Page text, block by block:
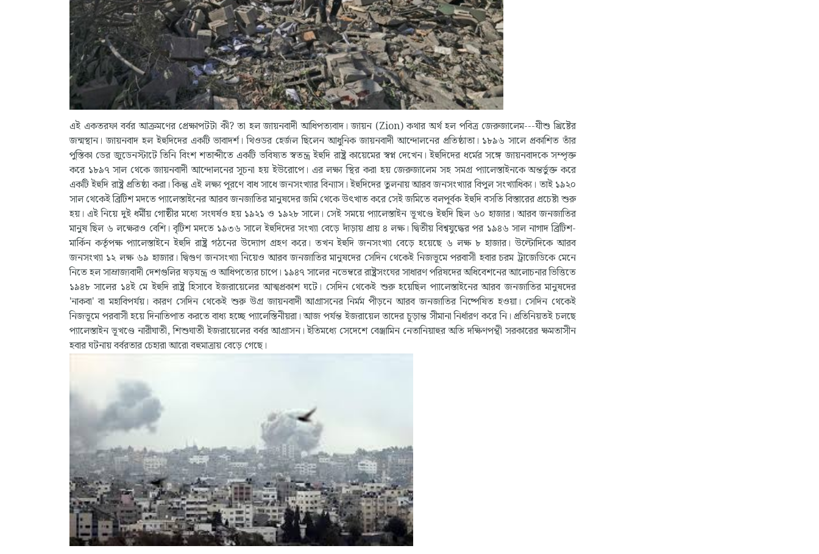
এই একতরফা বর্বর আক্রমণের প্রেক্ষাপটটা কী? তা হল জায়নবাদী আধিপত্যবাদ। জায়ন (Zion) কথার অর্থ হল পবিত্র জেরুজালেম---যীশু খ্রিষ্টের
জন্মস্থান। জায়নবাদ হল ইহুদিদের একটি ভাবাদর্শ। থিওডর হের্জল ছিলেন আধুনিক জায়নবাদী আন্দোলনের প্রতিষ্ঠাতা। ১৮৯৬ সালে প্রকাশিত তাঁর
পুস্তিকা ডের জুডেনস্টাটে তিনি বিংশ শতাব্দীতে একটি ভবিষ্যত স্বতন্ত্র ইহুদি রাষ্ট্র কায়েমের স্বপ্ন দেখেন। ইহুদিদের ধর্মের সঙ্গে জায়নবাদকে সম্পৃক্ত
করে ১৮৯৭ সাল থেকে জায়নবাদী আন্দোলনের সূচনা হয় ইউরোপে। এর লক্ষ্য স্থির করা হয় জেরুজালেম সহ সমগ্র প্যালেস্তাইনকে অন্তর্ভুক্ত করে
একটি ইহুদি রাষ্ট্র প্রতিষ্ঠা করা। কিন্তু এই লক্ষ্য পূরণে বাধ সাধে জনসংখ্যার বিন্যাস। ইহুদিদের তুলনায় আরব জনসংখ্যার বিপুল সংখ্যাধিক্য। তাই ১৯২০
সাল থেকেই ব্রিটিশ মদতে প্যালেস্তাইনের আরব জনজাতির মানুষদের জমি থেকে উৎখাত করে সেই জমিতে বলপূর্বক ইহুদি বসতি বিস্তারের প্রচেষ্টা শুরু
হয়। এই নিয়ে দুই ধর্মীয় গোষ্ঠীর মধ্যে সংঘর্ষও হয় ১৯২১ ও ১৯২৮ সালে। সেই সময়ে প্যালেস্তাইন ভূখণ্ডে ইহুদি ছিল ৬০ হাজার। আরব জনজাতির
মানুষ ছিল ৬ লক্ষেরও বেশি। বৃটিশ মদতে ১৯৩৬ সালে ইহুদিদের সংখ্যা বেড়ে দাঁড়ায় প্রায় ৪ লক্ষ। দ্বিতীয় বিশ্বযুদ্ধের পর ১৯৪৬ সাল নাগাদ ব্রিটিশ-
মার্কিন কর্তৃপক্ষ প্যালেস্তাইনে ইহুদি রাষ্ট্র গঠনের উদ্যোগ গ্রহণ করে। তখন ইহুদি জনসংখ্যা বেড়ে হয়েছে ৬ লক্ষ ৮ হাজার। উল্টোদিকে আরব
জনসংখ্যা ১২ লক্ষ ৬৯ হাজার। দ্বিগুণ জনসংখ্যা নিয়েও আরব জনজাতির মানুষদের সেদিন থেকেই নিজভূমে পরবাসী হবার চরম ট্রাজেডিকে মেনে
নিতে হল সাম্রাজ্যবাদী দেশগুলির ষড়যন্ত্র ও আধিপত্যের চাপে। ১৯৪৭ সালের নভেম্বরে রাষ্ট্রসংঘের সাধারণ পরিষদের অধিবেশনের আলোচনার ভিত্তিতে
১৯৪৮ সালের ১৪ই মে ইহুদি রাষ্ট্র হিসাবে ইজরায়েলের আত্মপ্রকাশ ঘটে। সেদিন থেকেই শুরু হয়েছিল প্যালেস্তাইনের আরব জনজাতির মানুষদের
'নাকবা' বা মহাবিপর্যয়। কারণ সেদিন থেকেই শুরু উগ্র জায়নবাদী আগ্রাসনের নির্মম পীড়নে আরব জনজাতির নিষ্পেষিত হওয়া। সেদিন থেকেই
নিজভূমে পরবাসী হয়ে দিনাতিপাত করতে বাধ্য হচ্ছে প্যালেস্তিনীয়রা। আজ পর্যন্ত ইজরায়েল তাদের চূড়ান্ত সীমানা নির্ধারণ করে নি। প্রতিনিয়তই চলছে
প্যালেস্তাইন ভূখণ্ডে নারীঘাতী, শিশুঘাতী ইজরায়েলের বর্বর আগ্রাসন। ইতিমধ্যে সেদেশে বেঞ্জামিন নেতানিয়াহুর অতি দক্ষিণপন্থী সরকারের ক্ষমতাসীন
হবার ঘটনায় বর্বরতার চেহারা আরো বহুমাত্রায় বেড়ে গেছে।